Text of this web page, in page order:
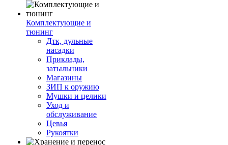
Комплектующие и
тюнинг
Дтк, дульные
насадки
Приклады,
затыльники
Магазины
ЗИП к оружию
Мушки и целики
Уход и
обслуживание
Цевья
Рукоятки